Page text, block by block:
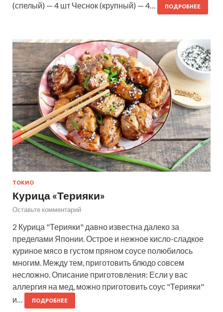
(спелый) — 4 шт Чеснок (крупный) — 4…
ПОДРОБНЕЕ
ТОКИО
Курица «Терияки»
Оставьте комментарий
2 Курица "Терияки" давно известна далеко за
пределами Японии. Острое и нежное кисло-сладкое
куриное мясо в густом пряном соусе полюбилось
многим. Между тем, приготовить блюдо совсем
несложно. Описание приготовления: Если у вас
аллергия на мед, можно приготовить соус "Терияки"
и…
ПОДРОБНЕЕ